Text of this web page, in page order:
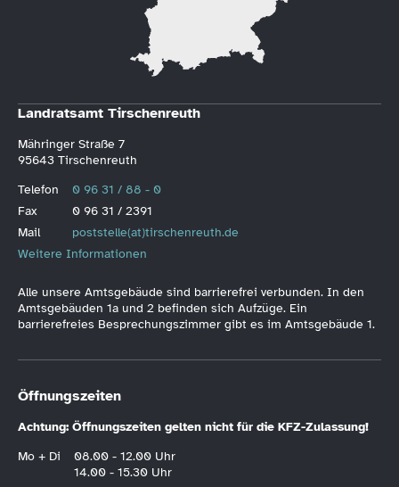
Landratsamt Tirschenreuth
Mähringer Straße 7
95643 Tirschenreuth
Telefon
0 96 31 / 88 - 0
Fax
0 96 31 / 2391
Mail
poststelle(at)tirschenreuth.de
Weitere Informationen
Alle unsere Amtsgebäude sind barrierefrei verbunden. In den
Amtsgebäuden 1a und 2 befinden sich Aufzüge. Ein
barrierefreies Besprechungszimmer gibt es im Amtsgebäude 1.
Öffnungszeiten
Achtung: Öffnungszeiten gelten nicht für die KFZ-Zulassung!
Mo + Di
08.00 - 12.00 Uhr
14.00 - 15.30 Uhr